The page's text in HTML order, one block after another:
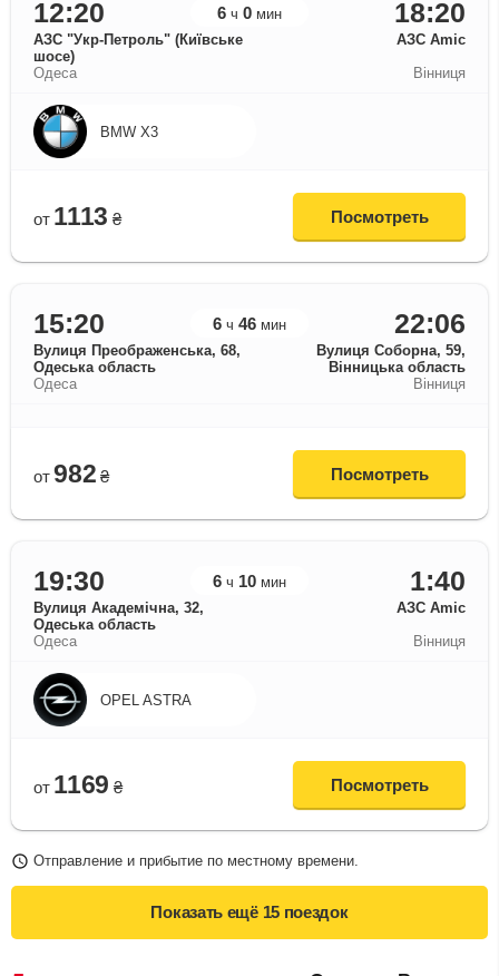
12:20 6 ч 0 мин 18:20
АЗС "Укр-Петроль" (Київське
шосе)
АЗС Amic
Одеса
Вінниця
BMW X3
от 1113 ₴ Посмотреть
15:20 6 ч 46 мин 22:06
Вулиця Преображенська, 68,
Одеська область
Вулиця Соборна, 59,
Вінницька область
Одеса
Вінниця
от 982 ₴ Посмотреть
19:30 6 ч 10 мин 1:40
Вулиця Академічна, 32,
Одеська область
АЗС Amic
Одеса
Вінниця
OPEL ASTRA
от 1169 ₴ Посмотреть
Отправление и прибытие по местному времени.
Показать ещё 15 поездок